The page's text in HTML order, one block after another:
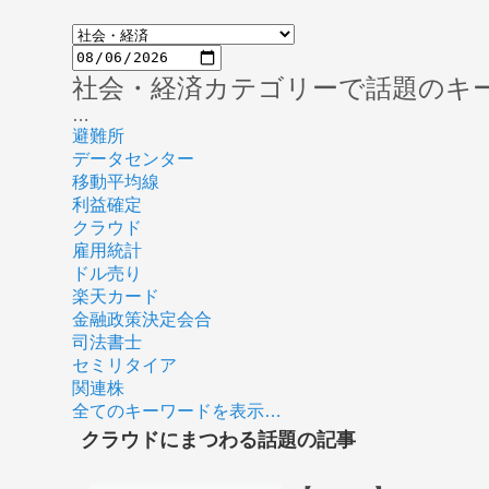
社会・経済カテゴリーで話題のキ
…
避難所
データセンター
移動平均線
利益確定
クラウド
雇用統計
ドル売り
楽天カード
金融政策決定会合
司法書士
セミリタイア
関連株
全てのキーワードを表示…
クラウドにまつわる話題の記事